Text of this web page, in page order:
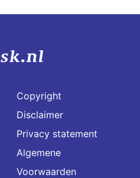
Copyright
Disclaimer
Privacy statement
Algemene
Voorwaarden